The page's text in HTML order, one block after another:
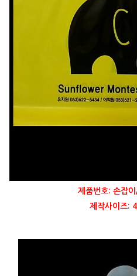
제품번호: 손잡
제작사이즈: